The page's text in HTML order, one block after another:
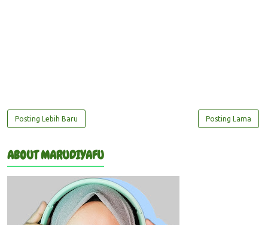
Posting Lebih Baru Posting Lama
ABOUT MARUDIYAFU